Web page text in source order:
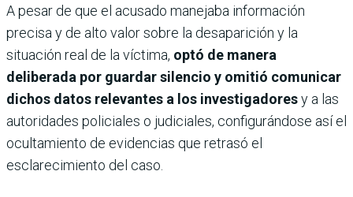
A pesar de que el acusado manejaba información
precisa y de alto valor sobre la desaparición y la
situación real de la víctima, optó de manera
deliberada por guardar silencio y omitió comunicar
dichos datos relevantes a los investigadoresy a las
autoridades policiales o judiciales, configurándose así el
ocultamiento de evidencias que retrasó el
esclarecimiento del caso.